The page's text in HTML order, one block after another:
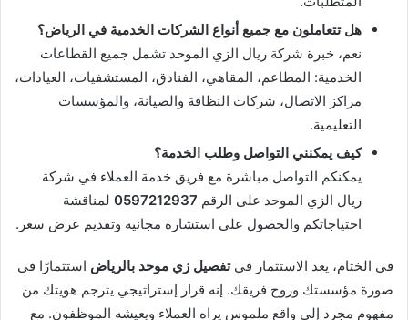
هل تتعاملون مع جميع أنواع الشركات الخدمية في الرياض؟
نعم، خبرة شركة ريال الزي الموحد تشمل جميع القطاعات
الخدمية: المطاعم، المقاهي، الفنادق، المستشفيات، العيادات،
مراكز الاتصال، شركات النظافة والصيانة، والمؤسسات
التعليمية.
كيف يمكنني التواصل وطلب الخدمة؟
يمكنكم التواصل مباشرة مع فريق خدمة العملاء في شركة
ريال الزي الموحد على الرقم 0597212937 لمناقشة
احتياجاتكم والحصول على استشارة مجانية وتقديم عرض سعر.
في الختام، يعد الاستثمار فيتفصيل زي موحد بالرياض استثمارًا في
صورة مؤسستك وروح فريقك. إنه قرار إستراتيجي يترجم هويتك من
مفهوم مجرد إلى واقع ملموس يراه العملاء ويعيشه الموظفون. مع